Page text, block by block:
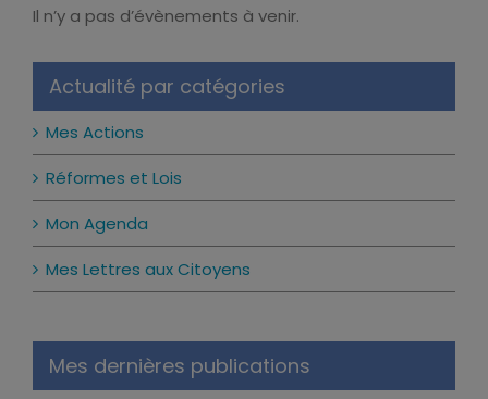
Notice
Il n’y a pas d’évènements à venir.
Actualité par catégories
Mes Actions
Réformes et Lois
Mon Agenda
Mes Lettres aux Citoyens
Mes dernières publications